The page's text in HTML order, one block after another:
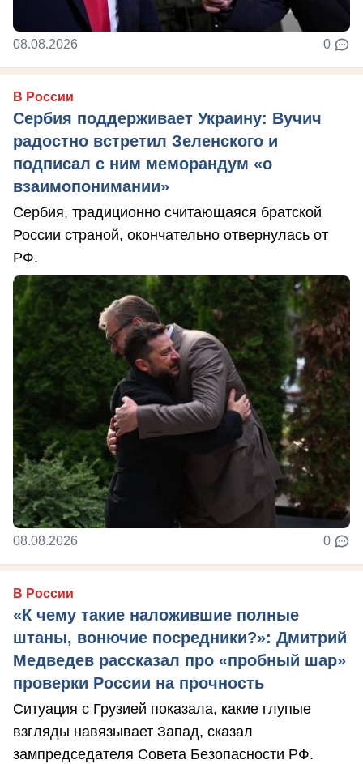
08.08.2026 0
В России
Сербия поддерживает Украину: Вучич
радостно встретил Зеленского и
подписал с ним меморандум «о
взаимопонимании»
Сербия, традиционно считающаяся братской
России страной, окончательно отвернулась от
РФ.
08.08.2026 0
В России
«К чему такие наложившие полные
штаны, вонючие посредники?»: Дмитрий
Медведев рассказал про «пробный шар»
проверки России на прочность
Ситуация с Грузией показала, какие глупые
взгляды навязывает Запад, сказал
зампредседателя Совета Безопасности РФ.